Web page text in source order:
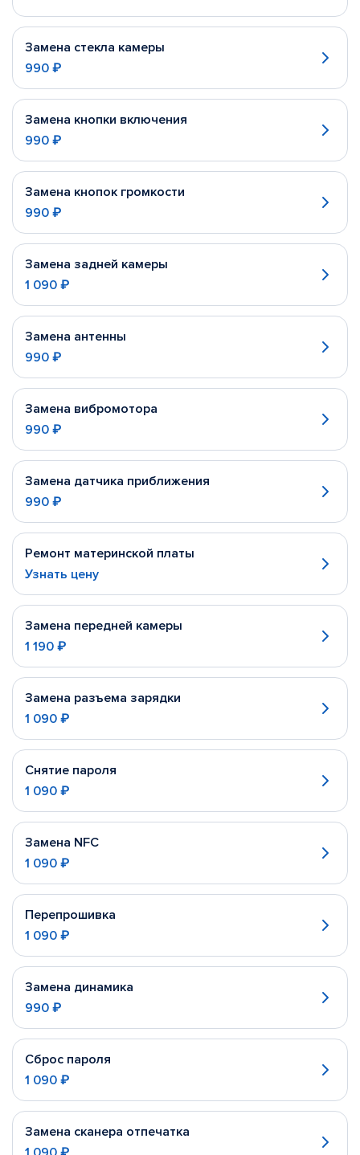
Замена стекла камеры
990 ₽
Замена кнопки включения
990 ₽
Замена кнопок громкости
990 ₽
Замена задней камеры
1 090 ₽
Замена антенны
990 ₽
Замена вибромотора
990 ₽
Замена датчика приближения
990 ₽
Ремонт материнской платы
Узнать цену
Замена передней камеры
1 190 ₽
Замена разъема зарядки
1 090 ₽
Снятие пароля
1 090 ₽
Замена NFC
1 090 ₽
Перепрошивка
1 090 ₽
Замена динамика
990 ₽
Сброс пароля
1 090 ₽
Замена сканера отпечатка